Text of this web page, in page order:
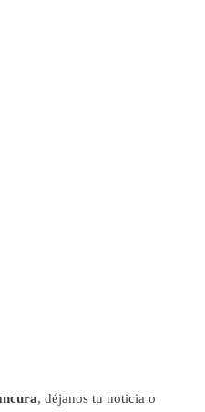
, déjanos tu noticia o